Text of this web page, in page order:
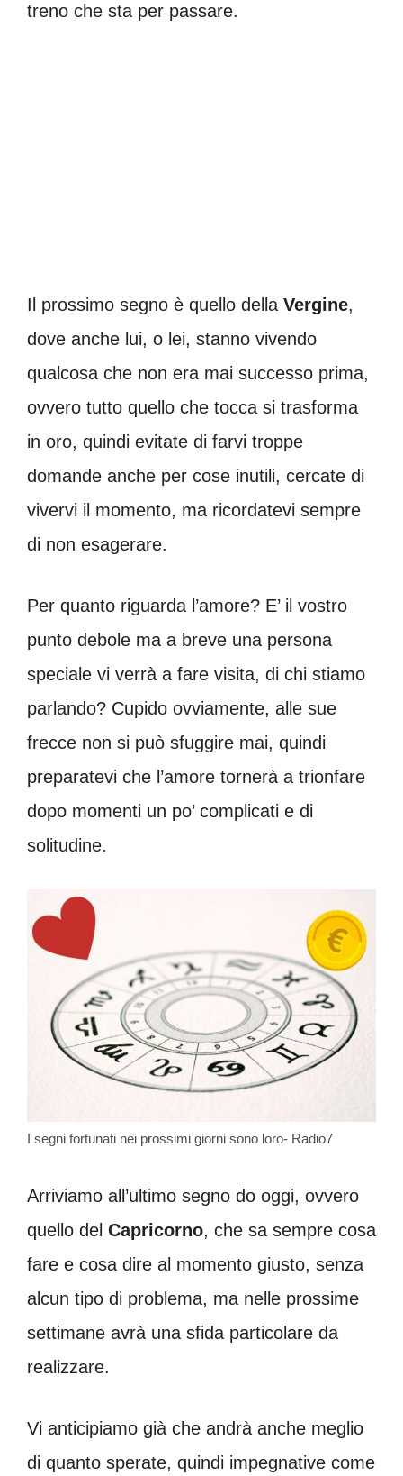
treno che sta per passare.
Il prossimo segno è quello della Vergine,
dove anche lui, o lei, stanno vivendo
qualcosa che non era mai successo prima,
ovvero tutto quello che tocca si trasforma
in oro, quindi evitate di farvi troppe
domande anche per cose inutili, cercate di
vivervi il momento, ma ricordatevi sempre
di non esagerare.
Per quanto riguarda l’amore? E’ il vostro
punto debole ma a breve una persona
speciale vi verrà a fare visita, di chi stiamo
parlando? Cupido ovviamente, alle sue
frecce non si può sfuggire mai, quindi
preparatevi che l’amore tornerà a trionfare
dopo momenti un po’ complicati e di
solitudine.
I segni fortunati nei prossimi giorni sono loro- Radio7
Arriviamo all’ultimo segno do oggi, ovvero
quello del Capricorno, che sa sempre cosa
fare e cosa dire al momento giusto, senza
alcun tipo di problema, ma nelle prossime
settimane avrà una sfida particolare da
realizzare.
Vi anticipiamo già che andrà anche meglio
di quanto sperate, quindi impegnative come